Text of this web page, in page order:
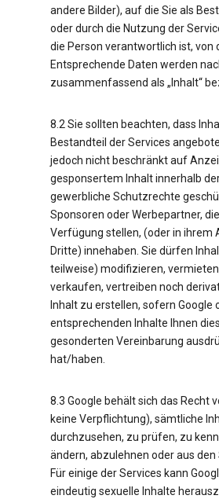
andere Bilder), auf die Sie als
oder durch die Nutzung der
die Person verantwortlich ist, von
Entsprechende Daten werden
zusammenfassend als „Inhalt“
8.2 Sie sollten beachten, dass
Bestandteil der Services
jedoch nicht beschränkt auf
gesponsertem Inhalt innerhalb
gewerbliche Schutzrechte
Sponsoren oder Werbepartner,
Verfügung stellen, (oder in ihrem
Dritte) innehaben. Sie dürfen
teilweise) modifizieren,
verkaufen, vertreiben noch
Inhalt zu erstellen, sofern Google
entsprechenden Inhalte Ihnen
gesonderten Vereinbarung
hat/haben.
8.3 Google behält sich das Recht
keine Verpflichtung), sämtliche
durchzusehen, zu prüfen, zu
ändern, abzulehnen oder aus
Für einige der Services kann
eindeutig sexuelle Inhalte